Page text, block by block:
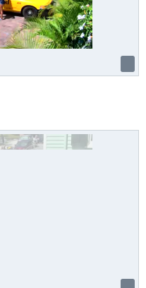
библейские
святых Апостолов.
Павлу. Интересна
христианства. При
носил имя Савла,
Занимался
направлялся в
с неба возвещал,
только когда
недостойные занятия.